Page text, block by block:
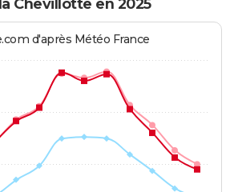
Chevillotte en 2025
d'après Météo France